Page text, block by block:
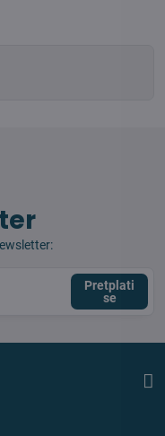
Pretplati
se